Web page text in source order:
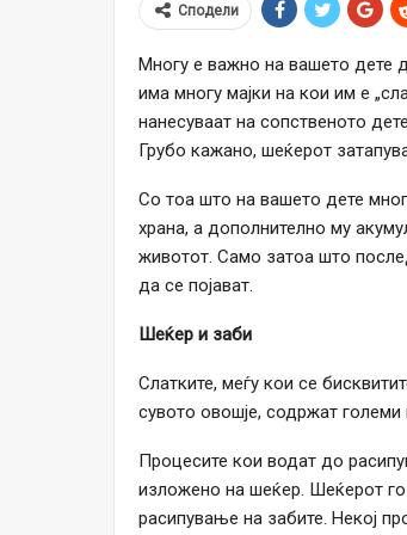
Сподели
Многу е важно на вашето дете
има многу мајки на кои им е
нанесуваат на сопственото
Грубо кажано, шеќерот
Со тоа што на вашето дете
храна, а дополнително му
животот. Само затоа што
да се појават.
Шеќер и заби
Слатките, меѓу кои се
сувото овошје, содржат
Процесите кои водат до
изложено на шеќер. Шеќерот го
расипување на забите. Некој